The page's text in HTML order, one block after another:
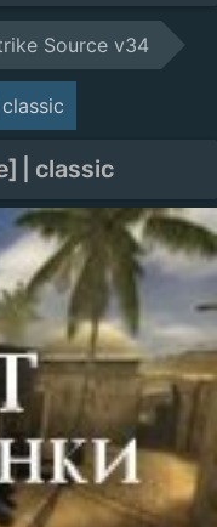
Source v34
| classic